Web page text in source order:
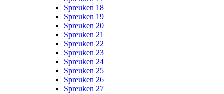
Spreuken 18
Spreuken 19
Spreuken 20
Spreuken 21
Spreuken 22
Spreuken 23
Spreuken 24
Spreuken 25
Spreuken 26
Spreuken 27